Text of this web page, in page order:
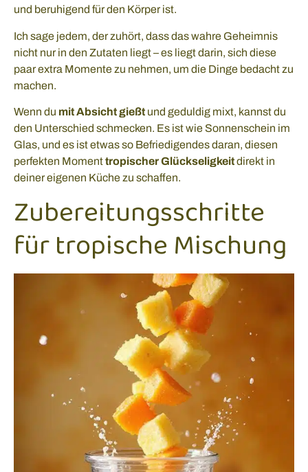
und beruhigend für den Körper ist.
Ich sage jedem, der zuhört, dass das wahre Geheimnis
nicht nur in den Zutaten liegt – es liegt darin, sich diese
paar extra Momente zu nehmen, um die Dinge bedacht zu
machen.
Wenn du mit Absicht gießt und geduldig mixt, kannst du
den Unterschied schmecken. Es ist wie Sonnenschein im
Glas, und es ist etwas so Befriedigendes daran, diesen
perfekten Momenttropischer Glückseligkeitdirekt in
deiner eigenen Küche zu schaffen.
Zubereitungsschritte
für tropische Mischung